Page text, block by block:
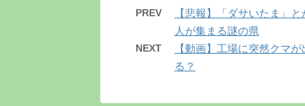
PREV
【悲報】「ダサいたま」
人が集まる謎の県
NEXT
【動画】工場に突然クマ
る？